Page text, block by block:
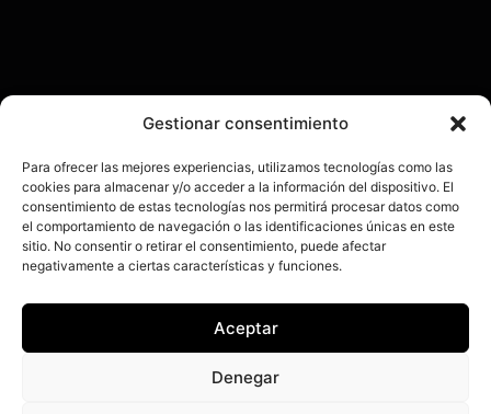
Gestionar consentimiento
Para ofrecer las mejores experiencias, utilizamos tecnologías como las
cookies para almacenar y/o acceder a la información del dispositivo. El
consentimiento de estas tecnologías nos permitirá procesar datos como
el comportamiento de navegación o las identificaciones únicas en este
sitio. No consentir o retirar el consentimiento, puede afectar
negativamente a ciertas características y funciones.
Aceptar
Denegar